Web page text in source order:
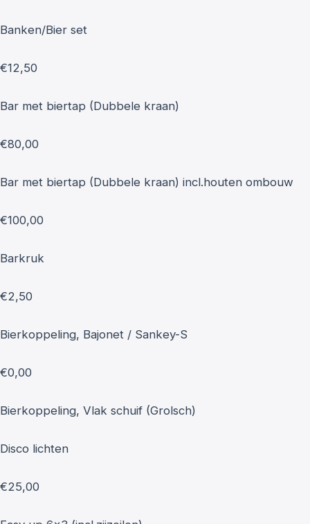
Banken/Bier set
€12,50
Bar met biertap (Dubbele kraan)
€80,00
Bar met biertap (Dubbele kraan) incl.houten ombouw
€100,00
Barkruk
€2,50
Bierkoppeling, Bajonet / Sankey-S
€0,00
Bierkoppeling, Vlak schuif (Grolsch)
Disco lichten
€25,00